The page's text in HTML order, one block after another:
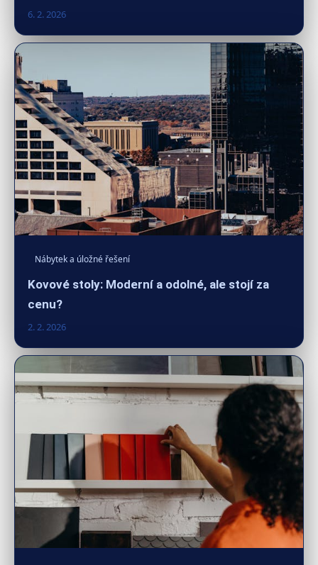
6. 2. 2026
Nábytek a úložné řešení
Kovové stoly: Moderní a odolné, ale stojí za
cenu?
2. 2. 2026